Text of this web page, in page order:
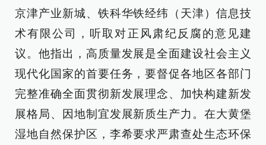
京津产业新城、铁科华铁经纬（天津）信息技
术有限公司，听取对正风肃纪反腐的意见建
议。他指出，高质量发展是全面建设社会主义
现代化国家的首要任务，要督促各地区各部门
完整准确全面贯彻新发展理念、加快构建新发
展格局、因地制宜发展新质生产力。在大黄堡
湿地自然保护区，李希要求严肃查处生态环保